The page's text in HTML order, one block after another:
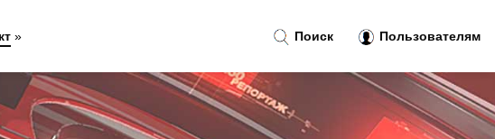
Поиск Пользователям
»